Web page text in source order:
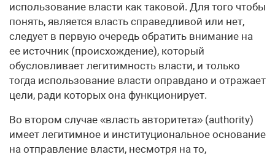
использование власти как таковой. Для того чтобы
понять, является власть справедливой или нет,
следует в первую очередь обратить внимание на
ее источник (происхождение), который
обусловливает легитимность власти, и только
тогда использование власти оправдано и отражает
цели, ради которых она функционирует.
Во втором случае «власть авторитета» (authority)
имеет легитимное и институциональное основание
на отправление власти, несмотря на то,